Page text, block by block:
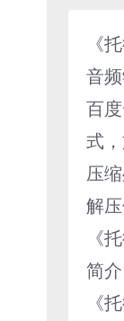
《
音
百
式
压
解
《
简介
《